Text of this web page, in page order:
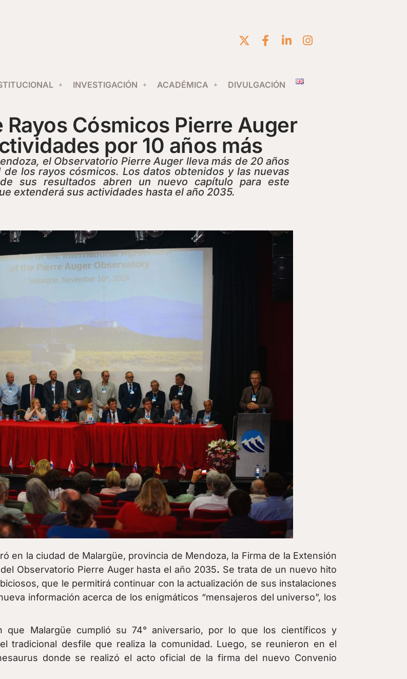
INVESTIGACIÓN ACADÉMICA DIVULGACIÓN
Cósmicos Pierre Auger
por 10 años más
el Observatorio Pierre Auger lleva más de 20 años
los rayos cósmicos. Los datos obtenidos y las nuevas
sus resultados abren un nuevo capítulo para este
extenderá sus actividades hasta el año 2035.
en la ciudad de Malargüe, provincia de Mendoza, la Firma de la Extensión
Observatorio Pierre Auger hasta el año 2035. Se trata de un nuevo hito
que le permitirá continuar con la actualización de sus instalaciones
información acerca de los enigmáticos “mensajeros del universo”, los
Malargüe cumplió su 74° aniversario, por lo que los científicos y
tradicional desfile que realiza la comunidad. Luego, se reunieron en el
donde se realizó el acto oficial de la firma del nuevo Convenio